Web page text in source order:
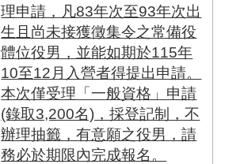
理申請，凡83年次至93年次出
生且尚未接獲徵集令之常備役
體位役男，並能如期於115年
10至12月入營者得提出申請。
本次僅受理「一般資格」申請
(錄取3,200名)，採登記制，不
辦理抽籤，有意願之役男，請
務必於期限內完成報名。